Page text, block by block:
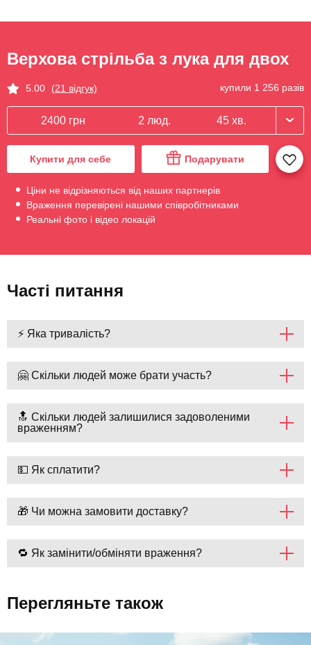
Верхова стрільба з лука для двох
5.00 (21 відгук) купили 1 256 разів
2400 грн 2 люд. 45 хв.
Купити для себе Подарувати
Ціни не відрізняються від наших партнерів
Враження перевірені нашими співробітниками
Реальні фото і відео локацій
Часті питання
⚡ Яка тривалість?
🤗 Скільки людей може брати участь?
🔝 Скільки людей залишилися задоволеними
враженням?
💵 Як сплатити?
🎁 Чи можна замовити доставку?
🔁 Як замінити/обміняти враження?
Перегляньте також